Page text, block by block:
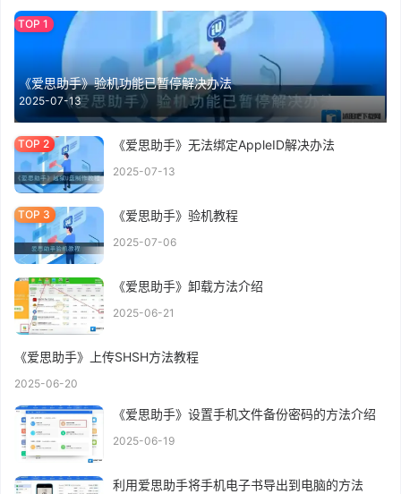
《爱思助手》验机功能已暂停解决办法
2025-07-13
《爱思助手》无法绑定AppleID解决办法
2025-07-13
《爱思助手》验机教程
2025-07-06
《爱思助手》卸载方法介绍
2025-06-21
《爱思助手》上传SHSH方法教程
2025-06-20
《爱思助手》设置手机文件备份密码的方法介绍
2025-06-19
利用爱思助手将手机电子书导出到电脑的方法